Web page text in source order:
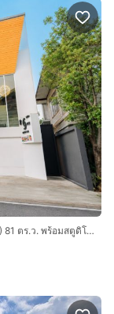
ขายโฮมออฟฟิศ 2.5 ชั้น ลาดพร้าว 94 (Town in Town) 81 ตร.ว. พร้อมสตูดิโอ ใกล้ MRT สีเหลือง (ลด 10 ล้าน❗❗)